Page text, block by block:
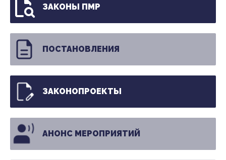
ЗАКОНЫ ПМР
ПОСТАНОВЛЕНИЯ
ЗАКОНОПРОЕКТЫ
АНОНС МЕРОПРИЯТИЙ